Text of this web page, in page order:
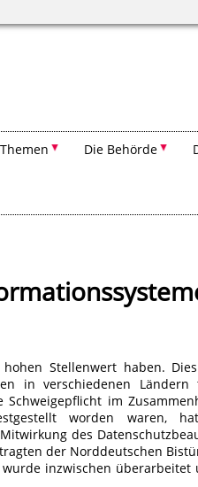
Themen Die Behörde
Stellenwert haben.
in verschiedenen Ländern
im
worden waren,
des
der Norddeutschen
inzwischen überarbeitet